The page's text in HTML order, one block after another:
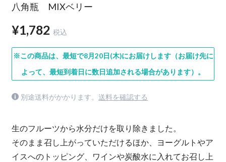
八角瓶 MIXベリー
¥1,782 税込
※この商品は、最短で8月20日(木)にお届けします（お届け先に
よって、最短到着日に数日追加される場合があります）。
別途送料がかかります。 送料を確認する
生のフルーツから水分だけを取り除きました。
そのまま召し上がっていただけるほか、ヨーグルトやア
イスへのトッピング、ワインや炭酸水に入れてお召し上